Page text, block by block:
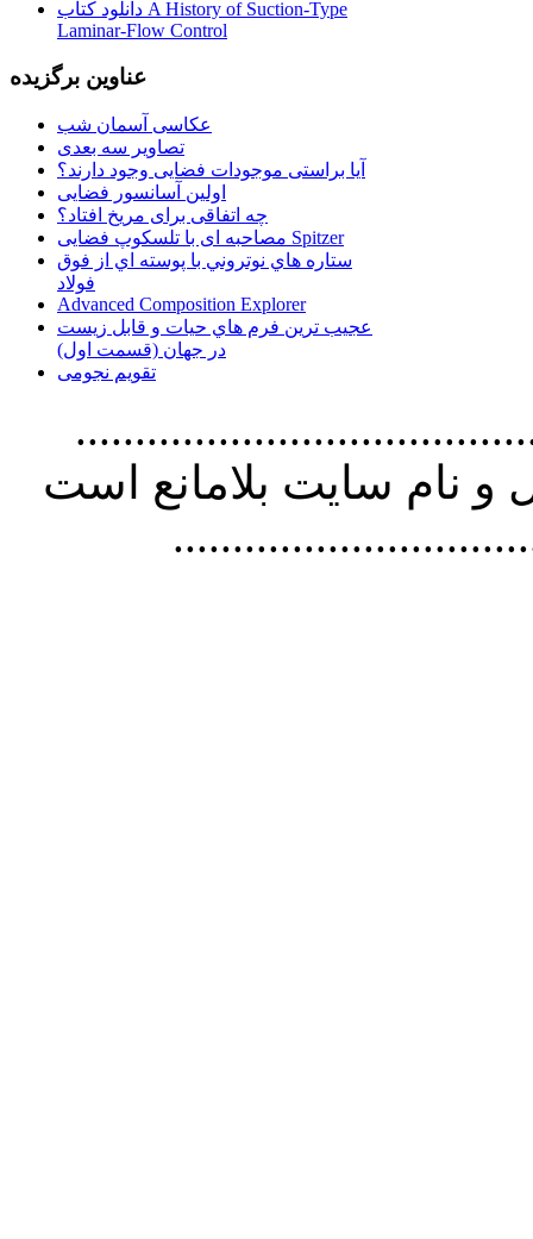
دانلود کتاب A History of Suction-Type
Laminar-Flow Control
عناوین برگزیده
عکاسی آسمان شب
تصاویر سه بعدی
آیا براستی موجودات فضایی وجود دارند؟
اولین آسانسور فضایی
چه اتفاقی برای مریخ افتاد؟
مصاحبه ای با تلسکوپ فضایی Spitzer
ستاره هاي نوتروني با پوسته اي از فوق
فولاد
Advanced Composition Explorer
عجیب ترین فرم هاي حيات و قابل زيست
در جهان (قسمت اول)
تقویم نجومی
استفاده از
نام سايت بلامانع است